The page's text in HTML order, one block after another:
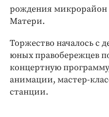
рождения микрорайон
Матери.
Торжество началось с
юных правобережцев
концертную
анимации, мастер-
станции.